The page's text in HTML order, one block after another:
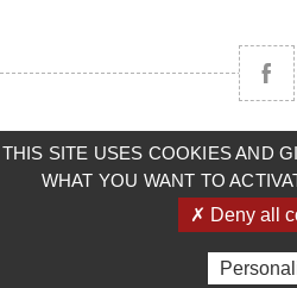
Copyright © 2026 CLAAS
Powered by
THIS SITE USES COOKIES AND
WHAT YOU WANT TO
✗ Deny all